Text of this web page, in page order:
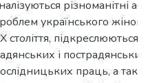
різноманітні
українського
століття, підкреслюються
і пострадянських
праць, а